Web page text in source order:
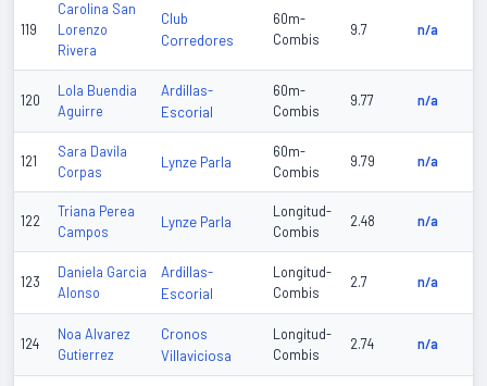
119
Carolina San
Lorenzo
Rivera
Club
Corredores
60m-
Combis
9.7 n/a
120
Lola Buendia
Aguirre
Ardillas-
Escorial
60m-
Combis
9.77 n/a
121
Sara Davila
Corpas
Lynze Parla
60m-
Combis
9.79 n/a
122
Triana Perea
Campos
Lynze Parla
Longitud-
Combis
2.48 n/a
123
Daniela Garcia
Alonso
Ardillas-
Escorial
Longitud-
Combis
2.7 n/a
124
Noa Alvarez
Gutierrez
Cronos
Villaviciosa
Longitud-
Combis
2.74 n/a